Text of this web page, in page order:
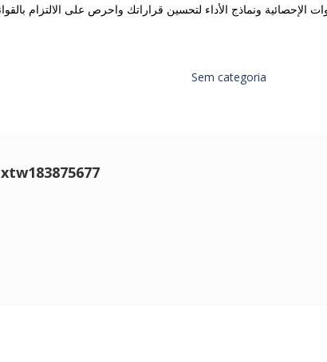
Sem categoria
xtw183875677